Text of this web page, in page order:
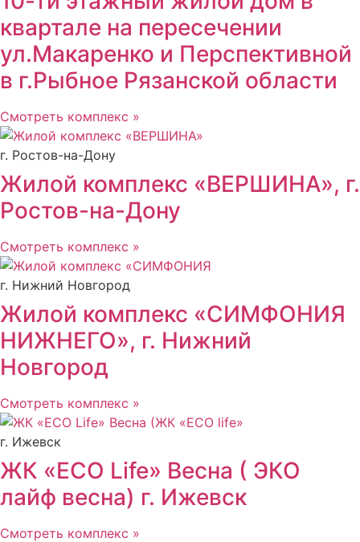
квартале на пересечении
ул.Макаренко и Перспективной
в г.Рыбное Рязанской области
Смотреть комплекс »
г. Ростов-на-Дону
Жилой комплекс «ВЕРШИНА», г.
Ростов-на-Дону
Смотреть комплекс »
г. Нижний Новгород
Жилой комплекс «СИМФОНИЯ
НИЖНЕГО», г. Нижний
Новгород
Смотреть комплекс »
г. Ижевск
ЖК «ECO Life» Весна ( ЭКО
лайф весна) г. Ижевск
Смотреть комплекс »